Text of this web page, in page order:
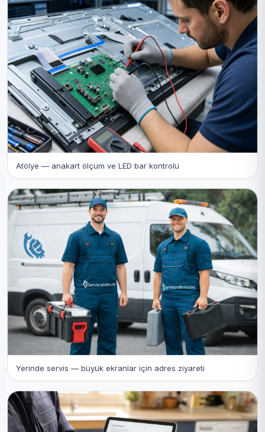
Atölye — anakart ölçüm ve LED bar kontrolü
Yerinde servis — büyük ekranlar için adres ziyareti